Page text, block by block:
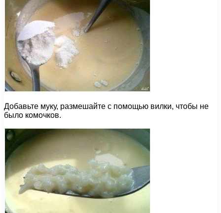
Добавьте муку, размешайте с помощью вилки, чтобы не
было комочков.